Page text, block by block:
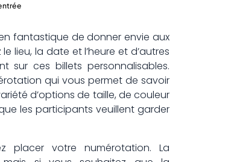
fantastique de donner envie aux
lieu, la date et l’heure et d’autres
sur ces billets personnalisables.
qui vous permet de savoir
d’options de taille, de couleur
les participants veuillent garder
placer votre numérotation. La